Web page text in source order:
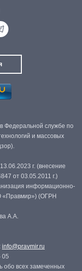
Федеральной службе по
и массовых
г. (внесение
от 03.05.2011 г.)
информационно-
«Правмир») (ОГРН
А.А.
info@pravmir.ru
05
обо всех замеченных